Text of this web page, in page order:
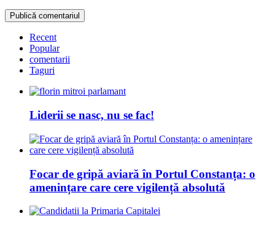
Recent
Popular
comentarii
Taguri
Liderii se nasc, nu se fac!
Focar de gripă aviară în Portul Constanța: o
amenințare care cere vigilență absolută